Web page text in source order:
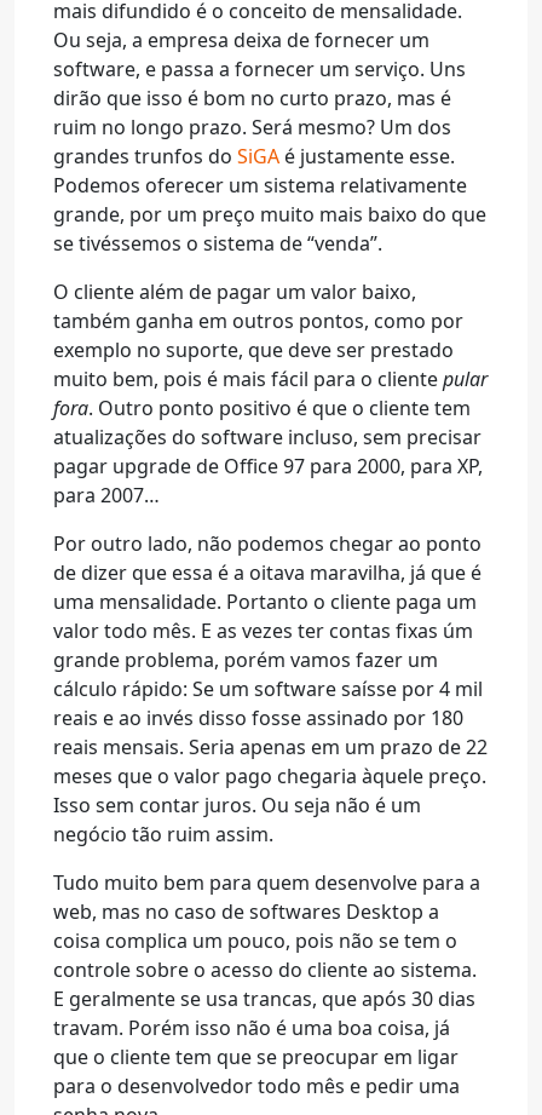
mais difundido é o conceito de mensalidade.
Ou seja, a empresa deixa de fornecer um
software, e passa a fornecer um serviço. Uns
dirão que isso é bom no curto prazo, mas é
ruim no longo prazo. Será mesmo? Um dos
grandes trunfos do SiGA é justamente esse.
Podemos oferecer um sistema relativamente
grande, por um preço muito mais baixo do que
se tivéssemos o sistema de “venda”.
O cliente além de pagar um valor baixo,
também ganha em outros pontos, como por
exemplo no suporte, que deve ser prestado
muito bem, pois é mais fácil para o clientepular
fora. Outro ponto positivo é que o cliente tem
atualizações do software incluso, sem precisar
pagar upgrade de Office 97 para 2000, para XP,
para 2007…
Por outro lado, não podemos chegar ao ponto
de dizer que essa é a oitava maravilha, já que é
uma mensalidade. Portanto o cliente paga um
valor todo mês. E as vezes ter contas fixas úm
grande problema, porém vamos fazer um
cálculo rápido: Se um software saísse por 4 mil
reais e ao invés disso fosse assinado por 180
reais mensais. Seria apenas em um prazo de 22
meses que o valor pago chegaria àquele preço.
Isso sem contar juros. Ou seja não é um
negócio tão ruim assim.
Tudo muito bem para quem desenvolve para a
web, mas no caso de softwares Desktop a
coisa complica um pouco, pois não se tem o
controle sobre o acesso do cliente ao sistema.
E geralmente se usa trancas, que após 30 dias
travam. Porém isso não é uma boa coisa, já
que o cliente tem que se preocupar em ligar
para o desenvolvedor todo mês e pedir uma